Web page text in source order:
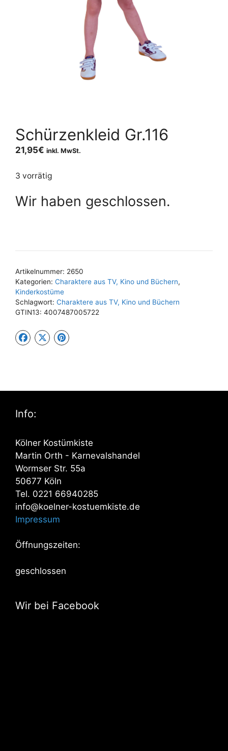
Schürzenkleid Gr.116
21,95€ inkl. MwSt.
3 vorrätig
Wir haben geschlossen.
Artikelnummer: 2650
Kategorien: Charaktere aus TV, Kino und Büchern,
Kinderkostüme
Schlagwort: Charaktere aus TV, Kino und Büchern
GTIN13: 4007487005722
Info:
Kölner Kostümkiste
Martin Orth - Karnevalshandel
Wormser Str. 55a
50677 Köln
Tel. 0221 66940285
info@koelner-kostuemkiste.de
Impressum
Öffnungszeiten:
geschlossen
Wir bei Facebook